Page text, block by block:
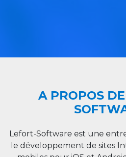
A PROPOS
Lefort-Software est une
le développement de sites